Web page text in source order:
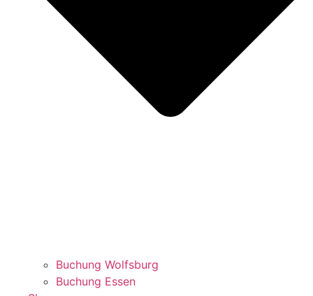
Buchung Wolfsburg
Buchung Essen